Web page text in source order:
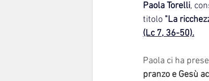
Paola Torelli,
titolo "La
(Lc 7, 36-50).
Paola ci ha
pranzo e Gesù